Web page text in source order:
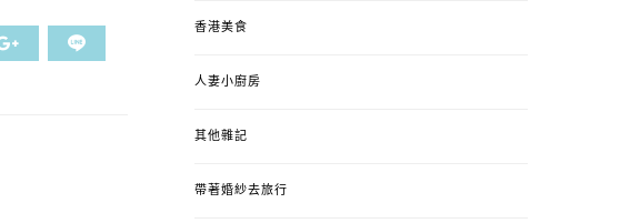
香港美食
人妻小廚房
其他雜記
帶著婚紗去旅行